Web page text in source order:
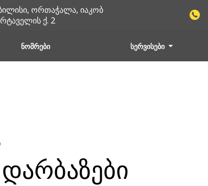
ორთაჭალა, იაკობ
ქ. 2
ნომრები სერვისები